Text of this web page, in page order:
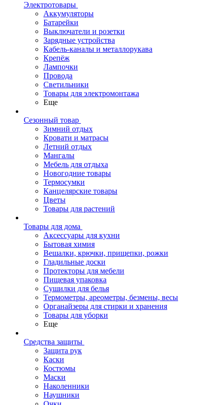
Электротовары
Аккумуляторы
Батарейки
Выключатели и розетки
Зарядные устройства
Кабель-каналы и металлорукава
Крепёж
Лампочки
Провода
Светильники
Товары для электромонтажа
Еще
Сезонный товар
Зимний отдых
Кровати и матрасы
Летний отдых
Мангалы
Мебель для отдыха
Новогодние товары
Термосумки
Канцелярские товары
Цветы
Товары для растений
Товары для дома
Аксессуары для кухни
Бытовая химия
Вешалки, крючки, прищепки, рожки
Гладильные доски
Протекторы для мебели
Пищевая упаковка
Сушилки для белья
Термометры, ареометры, безмены, весы
Органайзеры для стирки и хранения
Товары для уборки
Еще
Средства защиты
Защита рук
Каски
Костюмы
Маски
Наколенники
Наушники